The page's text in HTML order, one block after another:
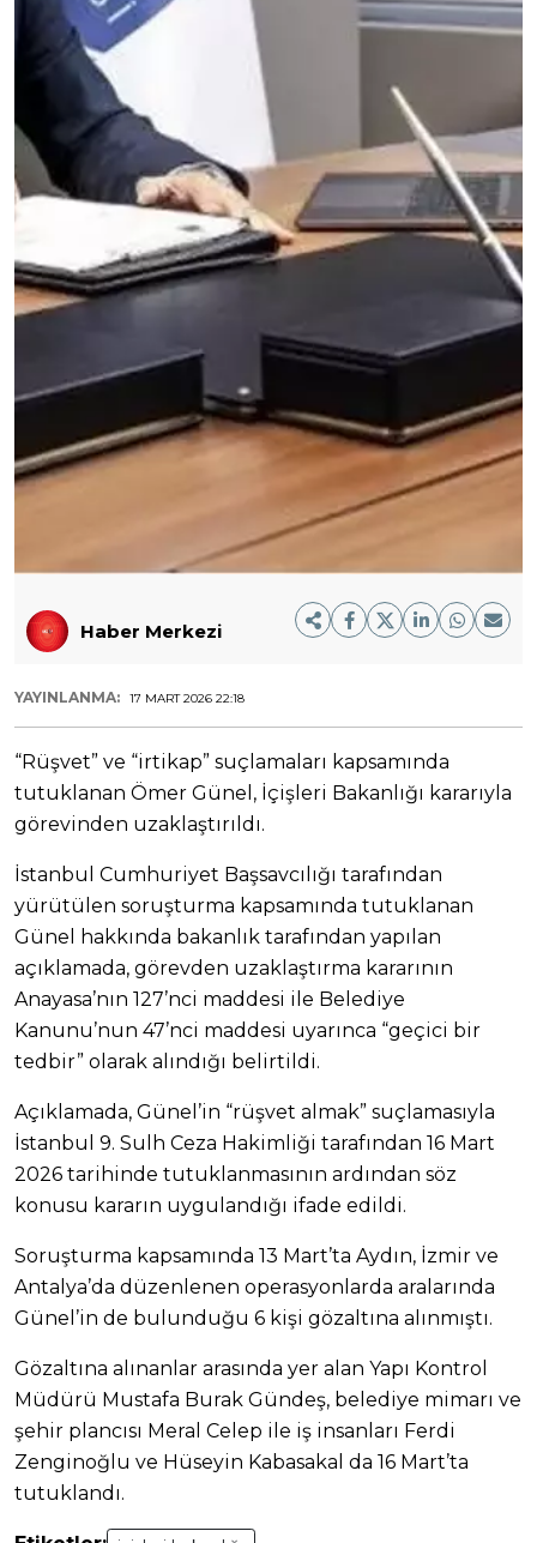
Haber Merkezi
YAYINLANMA: 17 MART 2026 22:18
“Rüşvet” ve “irtikap” suçlamaları kapsamında
tutuklanan Ömer Günel, İçişleri Bakanlığı kararıyla
görevinden uzaklaştırıldı.
İstanbul Cumhuriyet Başsavcılığı tarafından
yürütülen soruşturma kapsamında tutuklanan
Günel hakkında bakanlık tarafından yapılan
açıklamada, görevden uzaklaştırma kararının
Anayasa’nın 127’nci maddesi ile Belediye
Kanunu’nun 47’nci maddesi uyarınca “geçici bir
tedbir” olarak alındığı belirtildi.
Açıklamada, Günel’in “rüşvet almak” suçlamasıyla
İstanbul 9. Sulh Ceza Hakimliği tarafından 16 Mart
2026 tarihinde tutuklanmasının ardından söz
konusu kararın uygulandığı ifade edildi.
Soruşturma kapsamında 13 Mart’ta Aydın, İzmir ve
Antalya’da düzenlenen operasyonlarda aralarında
Günel’in de bulunduğu 6 kişi gözaltına alınmıştı.
Gözaltına alınanlar arasında yer alan Yapı Kontrol
Müdürü Mustafa Burak Gündeş, belediye mimarı ve
şehir plancısı Meral Celep ile iş insanları Ferdi
Zenginoğlu ve Hüseyin Kabasakal da 16 Mart’ta
tutuklandı.